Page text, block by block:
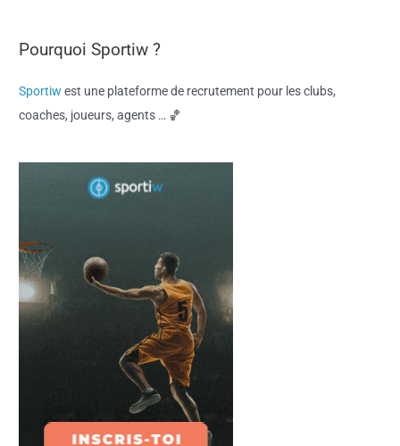
Pourquoi Sportiw ?
Sportiwest une plateforme de recrutement pour les clubs,
coaches, joueurs, agents … 🏀